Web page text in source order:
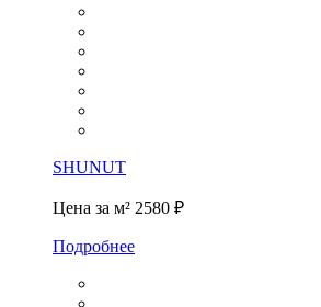
SHUNUT
Цена за м² 2580 ₽
Подробнее